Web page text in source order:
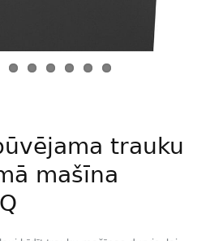
trauku
mašīna